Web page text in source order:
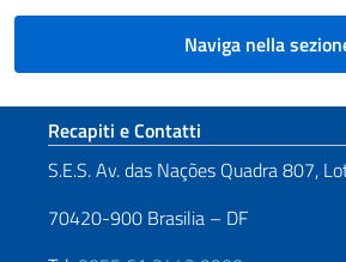
Naviga nella
Sezione footer
Recapiti e Contatti
S.E.S. Av. das Nações Quadra 807,
70420-900 Brasilia – DF